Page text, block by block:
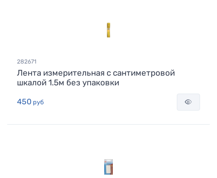
282671
Лента измерительная с сантиметровой
шкалой 1.5м без упаковки
450 руб